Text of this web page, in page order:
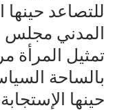
للتصاعد
المدني مجلس
تمثيل المرأة
بالساحة